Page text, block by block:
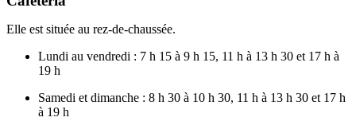
Elle est située au rez-de-chaussée.
Lundi au vendredi : 7 h 15 à 9 h 15, 11 h à 13 h 30 et 17 h à
19 h
Samedi et dimanche : 8 h 30 à 10 h 30, 11 h à 13 h 30 et 17 h
à 19 h